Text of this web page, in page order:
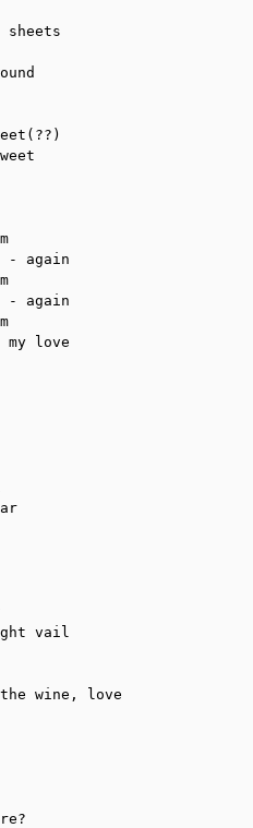
sheets
- again
- again
love
vail
wine, love